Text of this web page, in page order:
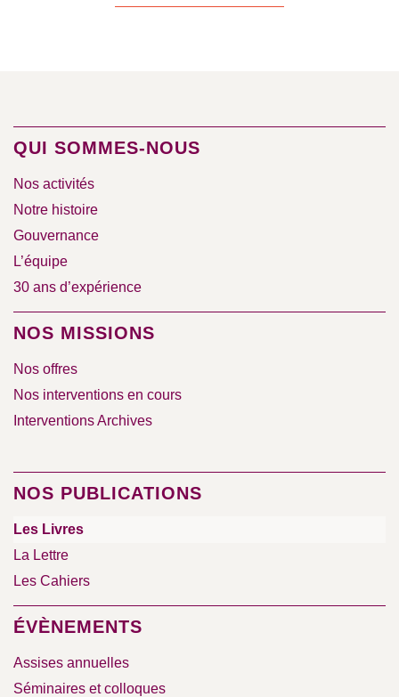
QUI SOMMES-NOUS
Nos activités
Notre histoire
Gouvernance
L’équipe
30 ans d’expérience
NOS MISSIONS
Nos offres
Nos interventions en cours
Interventions Archives
NOS PUBLICATIONS
Les Livres
La Lettre
Les Cahiers
ÉVÈNEMENTS
Assises annuelles
Séminaires et colloques